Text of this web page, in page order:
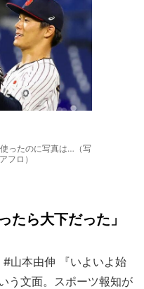
ったのに写真は…（写
フロ）
たら大下だった」
山本由伸 『いよいよ始
う文面。スポーツ報知が